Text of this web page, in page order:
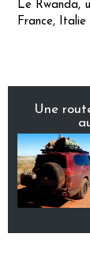
Le Rwanda,
France, Italie
Une